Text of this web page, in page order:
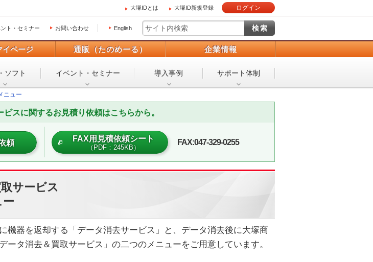
大塚IDとは 大塚ID新規登録 ログイン
ト・セミナー お問い合わせ English
イページ 通販（たのめーる） 企業情報
ソフト イベント・ セミナー 導入事例 サポート体制
ニュー
スに関するお見積り依頼はこちらから。
頼 FAX用見積依頼シート
（PDF：245KB）
FAX:047-329-0255
サービス
機器を返却する「データ消去サービス」と、データ消去後に大塚商
ータ消去＆買取サービス」の二つのメニューをご用意しています。